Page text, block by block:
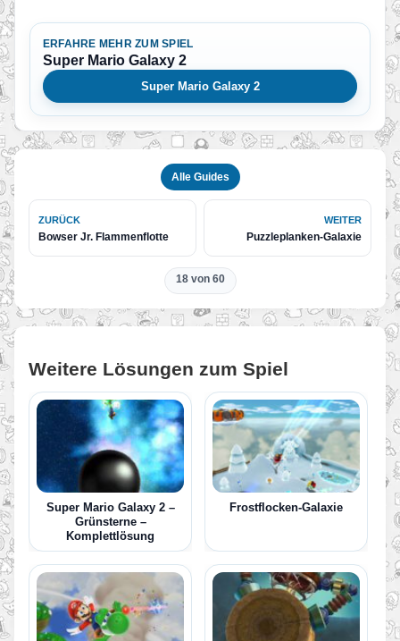
ERFAHRE MEHR ZUM SPIEL
Super Mario Galaxy 2
Super Mario Galaxy 2
Alle Guides
ZURÜCK
Bowser Jr. Flammenflotte
WEITER
Puzzleplanken-Galaxie
18 von 60
Weitere Lösungen zum Spiel
Super Mario Galaxy 2 –
Grünsterne –
Komplettlösung
Frostflocken-Galaxie